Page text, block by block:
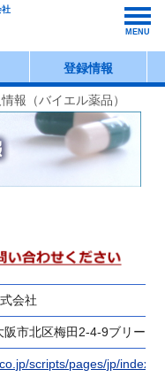
社
MENU
登録情報
報（バイエル薬品）
会社
市北区梅田2-4-9ブリーゼ
scripts/pages/jp/